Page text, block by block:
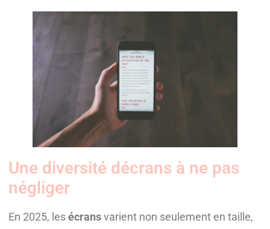
Une diversité décrans à ne pas
négliger
En 2025, lesécransvarient non seulement en taille,